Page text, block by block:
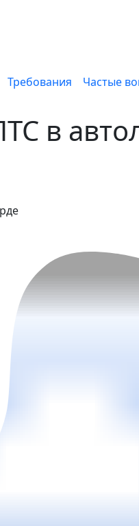
Требования Частые
в